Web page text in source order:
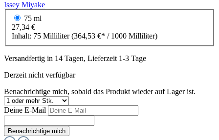
Issey Miyake
75 ml
27,34 €
Inhalt: 75 Milliliter(364,53 €* / 1000 Milliliter)
Versandfertig in 14 Tagen, Lieferzeit 1-3 Tage
Derzeit nicht verfügbar
Benachrichtige mich, sobald das Produkt wieder auf Lager ist.
Deine E-Mail
Benachrichtige mich